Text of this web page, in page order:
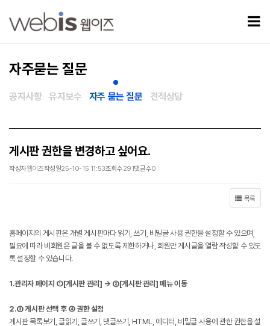
자주묻는 질문
공지사항 유지보수 자주 묻는 질문 견적상담
게시판 권한을 변경하고 싶어요.
작성자웹이즈작성일25-10-15 11:53조회수291댓글수0
목록
홈페이지의 게시판은 개별 게시판마다 읽기, 쓰기, 비밀글 사용 권한을 설정할 수 있으며,
필요에 따라 비회원은 글을 볼 수 없도록 제한하거나, 회원만 게시글을 열람·작성할 수 있도
록 설정할 수 있습니다.
1.관리자 페이지 ①[게시판 관리] → ②[게시판 관리] 메뉴 이동
2.③ 게시판 선택 후 ④ 권한 설정
게시판 목록보기, 글읽기, 글쓰기, 댓글쓰기, HTML, 에디터, 비밀글 사용에 관한 권한을 설